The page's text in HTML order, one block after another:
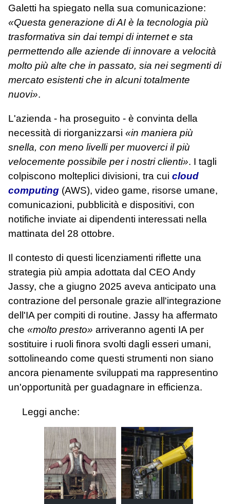
Galetti ha spiegato nella sua comunicazione:
«Questa generazione di AI è la tecnologia più
trasformativa sin dai tempi di internet e sta
permettendo alle aziende di innovare a velocità
molto più alte che in passato, sia nei segmenti di
mercato esistenti che in alcuni totalmente
nuovi».
L'azienda - ha proseguito - è convinta della
necessità di riorganizzarsi «in maniera più
snella, con meno livelli per muoverci il più
velocemente possibile per i nostri clienti». I tagli
colpiscono molteplici divisioni, tra cui cloud
computing (AWS), video game, risorse umane,
comunicazioni, pubblicità e dispositivi, con
notifiche inviate ai dipendenti interessati nella
mattinata del 28 ottobre.
Il contesto di questi licenziamenti riflette una
strategia più ampia adottata dal CEO Andy
Jassy, che a giugno 2025 aveva anticipato una
contrazione del personale grazie all'integrazione
dell'IA per compiti di routine. Jassy ha affermato
che «molto presto» arriveranno agenti IA per
sostituire i ruoli finora svolti dagli esseri umani,
sottolineando come questi strumenti non siano
ancora pienamente sviluppati ma rappresentino
un'opportunità per guadagnare in efficienza.
Leggi anche: